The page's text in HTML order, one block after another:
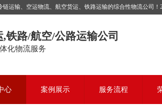
运输、空运物流、航空货运、铁路运输的综合性物流公司
铁路/航空/公路运输公司
化物流服务
心 案例展示 服务流程